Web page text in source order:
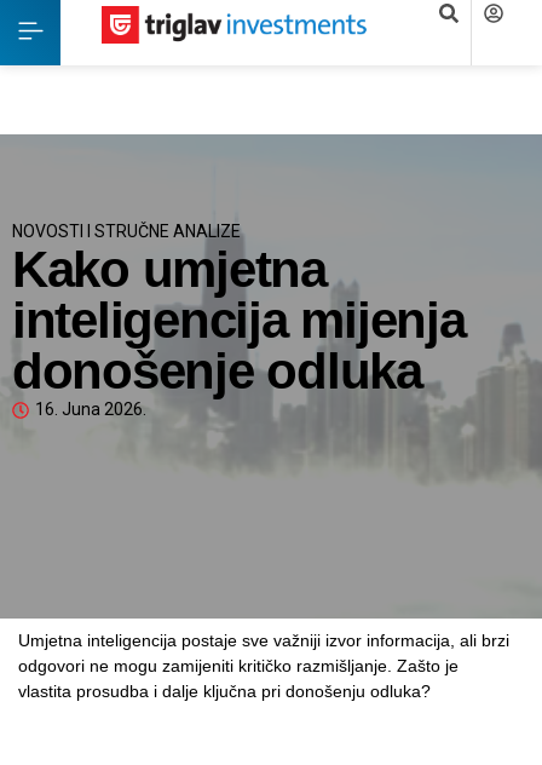
NOVOSTI I STRUČNE ANALIZE
Kako umjetna
inteligencija mijenja
donošenje odluka
16. Juna 2026.
Umjetna inteligencija postaje sve važniji izvor informacija, ali brzi
odgovori ne mogu zamijeniti kritičko razmišljanje. Zašto je
vlastita prosudba i dalje ključna pri donošenju odluka?